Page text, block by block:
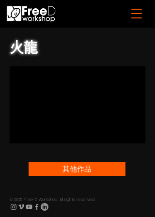
火龍
其他作品
© 2025 Free-D Workshop. All rights reserved.